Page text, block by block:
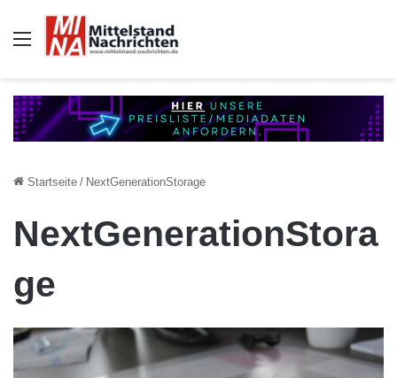
Auswahl
Startseite / NextGenerationStorage
NextGenerationStora
ge